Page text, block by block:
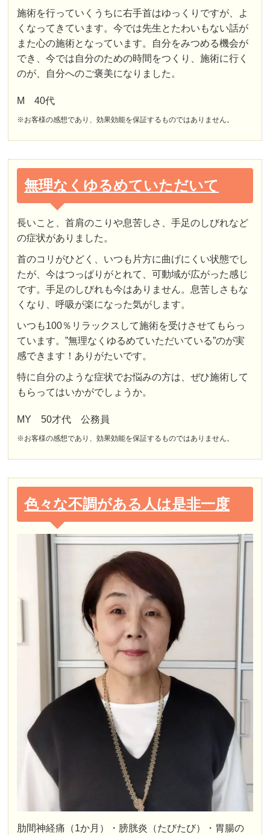
施術を行っていくうちに右手首はゆっくりですが、よ
くなってきています。今では先生とたわいもない話が
また心の施術となっています。自分をみつめる機会が
でき、今では自分のための時間をつくり、施術に行く
のが、自分へのご褒美になりました。
M 40代
※お客様の感想であり、効果効能を保証するものではありません。
無理なくゆるめていただいて
長いこと、首肩のこりや息苦しさ、手足のしびれなど
の症状がありました。
首のコリがひどく、いつも片方に曲げにくい状態でし
たが、今はつっぱりがとれて、可動域が広がった感じ
です。手足のしびれも今はありません。息苦しさもな
くなり、呼吸が楽になった気がします。
いつも100％リラックスして施術を受けさせてもらっ
ています。”無理なくゆるめていただいている”のが実
感できます！ありがたいです。
特に自分のような症状でお悩みの方は、ぜひ施術して
もらってはいかがでしょうか。
MY 50才代 公務員
※お客様の感想であり、効果効能を保証するものではありません。
色々な不調がある人は是非一度
肋間神経痛（1か月）・膀胱炎（たびたび）・胃腸の